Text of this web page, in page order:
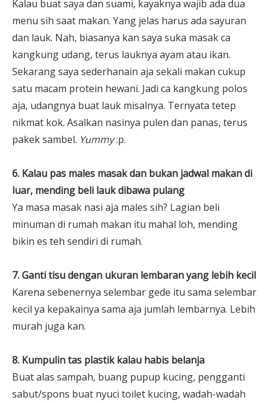
Kalau buat saya dan suami, kayaknya wajib ada dua
menu sih saat makan. Yang jelas harus ada sayuran
dan lauk. Nah, biasanya kan saya suka masak ca
kangkung udang, terus lauknya ayam atau ikan.
Sekarang saya sederhanain aja sekali makan cukup
satu macam protein hewani. Jadi ca kangkung polos
aja, udangnya buat lauk misalnya. Ternyata tetep
nikmat kok. Asalkan nasinya pulen dan panas, terus
pakek sambel. Yummy:p.
6. Kalau pas males masak dan bukan jadwal makan di
luar, mending beli lauk dibawa pulang
Ya masa masak nasi aja males sih? Lagian beli
minuman di rumah makan itu mahal loh, mending
bikin es teh sendiri di rumah.
7. Ganti tisu dengan ukuran lembaran yang lebih kecil
Karena sebenernya selembar gede itu sama selembar
kecil ya kepakainya sama aja jumlah lembarnya. Lebih
murah juga kan.
8. Kumpulin tas plastik kalau habis belanja
Buat alas sampah, buang pupup kucing, pengganti
sabut/spons buat nyuci toilet kucing, wadah-wadah